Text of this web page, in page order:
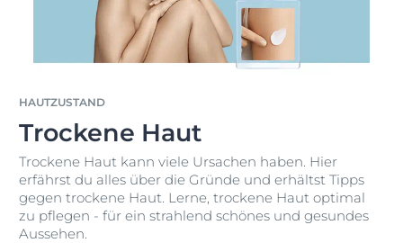
HAUTZUSTAND
Trockene Haut
Trockene Haut kann viele Ursachen haben. Hier
erfährst du alles über die Gründe und erhältst Tipps
gegen trockene Haut. Lerne, trockene Haut optimal
zu pflegen - für ein strahlend schönes und gesundes
Aussehen.